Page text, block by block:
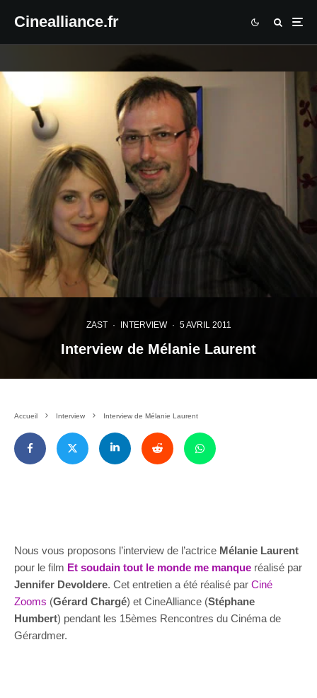
Cinealliance.fr
ZAST · INTERVIEW · 5 AVRIL 2011
Interview de Mélanie Laurent
Accueil Interview Interview de Mélanie Laurent
Nous vous proposons l’interview de l’actrice Mélanie Laurent
pour le film Et soudain tout le monde me manque réalisé par
Jennifer Devoldere. Cet entretien a été réalisé par Ciné
Zooms (Gérard Chargé) et CineAlliance (Stéphane
Humbert) pendant les 15èmes Rencontres du Cinéma de
Gérardmer.